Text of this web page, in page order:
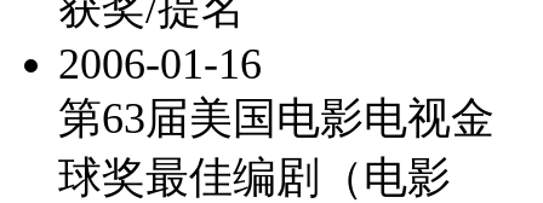
2006-01-16
第63届美国电影电视金
球奖最佳编剧（电影